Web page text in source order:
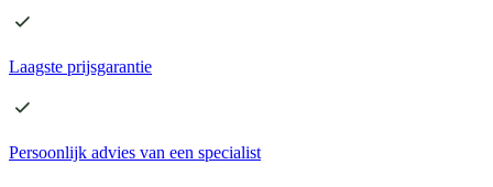
Laagste prijsgarantie
Persoonlijk advies van een specialist